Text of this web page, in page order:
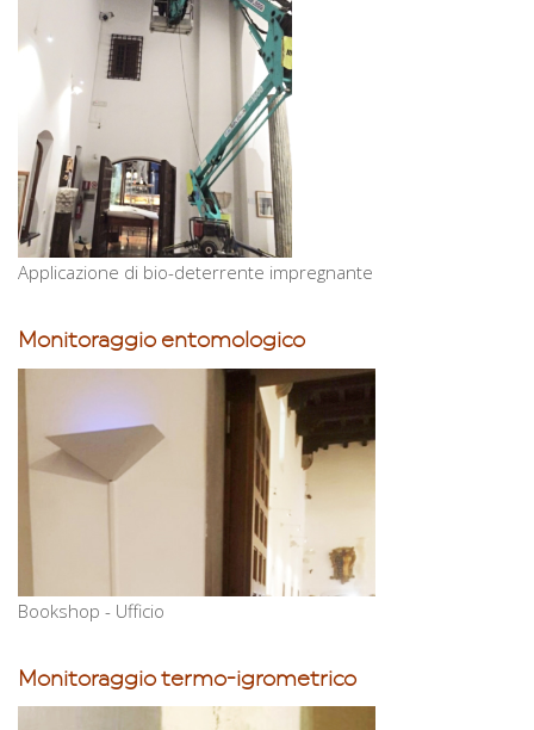
Applicazione di bio-deterrente impregnante
Monitoraggio entomologico
Bookshop - Ufficio
Monitoraggio termo-igrometrico